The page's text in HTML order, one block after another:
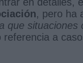
, pero ha
que
referencia a